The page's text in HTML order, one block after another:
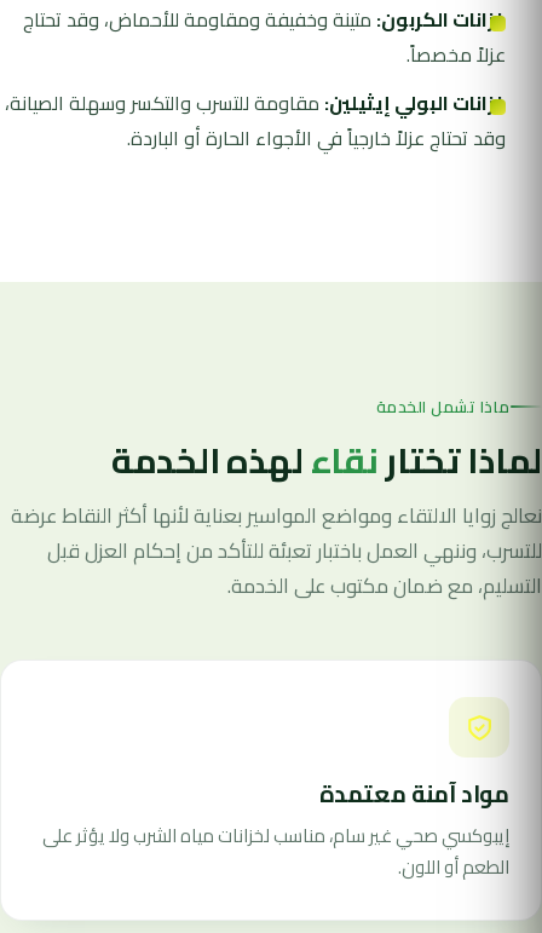
خزانات الكربون: متينة وخفيفة ومقاومة للأحماض، وقد تحتاج
عزلاً مخصصاً.
خزانات البولي إيثيلين: مقاومة للتسرب والتكسر وسهلة الصيانة،
وقد تحتاج عزلاً خارجياً في الأجواء الحارة أو الباردة.
ماذا تشمل الخدمة
لماذا تختارنقاءلهذه الخدمة
نعالج زوايا الالتقاء ومواضع المواسير بعناية لأنها أكثر النقاط عرضة
للتسرب، وننهي العمل باختبار تعبئة للتأكد من إحكام العزل قبل
التسليم، مع ضمان مكتوب على الخدمة.
مواد آمنة معتمدة
إيبوكسي صحي غير سام، مناسب لخزانات مياه الشرب ولا يؤثر على
الطعم أو اللون.